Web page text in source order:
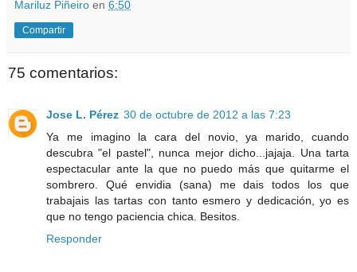
Mariluz Piñeiro en 6:50
Compartir
75 comentarios:
Jose L. Pérez 30 de octubre de 2012 a las 7:23
Ya me imagino la cara del novio, ya marido, cuando
descubra "el pastel", nunca mejor dicho...jajaja. Una tarta
espectacular ante la que no puedo más que quitarme el
sombrero. Qué envidia (sana) me dais todos los que
trabajais las tartas con tanto esmero y dedicación, yo es
que no tengo paciencia chica. Besitos.
Responder